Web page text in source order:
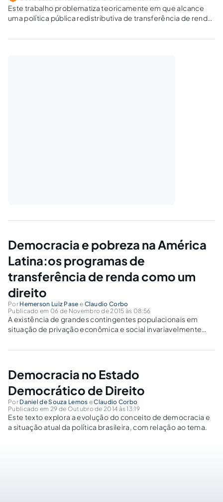
Este trabalho problematiza teoricamente em que alcance
uma política pública redistributiva de transferência de renda
segmentos sociais excluídos à cidadania e à justiça.
Democracia e pobreza na América
Latina:os programas de
transferência de renda como um
direito
Por Hemerson Luiz Pase e Claudio Corbo
Publicado em 06 de Novembro de 2015 às 08:56
A existência de grandes contingentes populacionais em
situação de privação econômica e social invariavelmente
incorporar o conjunto da população à cidadania limitando a
Democracia no Estado
Democrático de Direito
Por Daniel de Souza Lemos eClaudio Corbo
Publicado em 29 de Outubro de 2014 às 13:19
Este texto explora a evolução do conceito de democracia e
a situação atual da política brasileira, com relação ao tema.